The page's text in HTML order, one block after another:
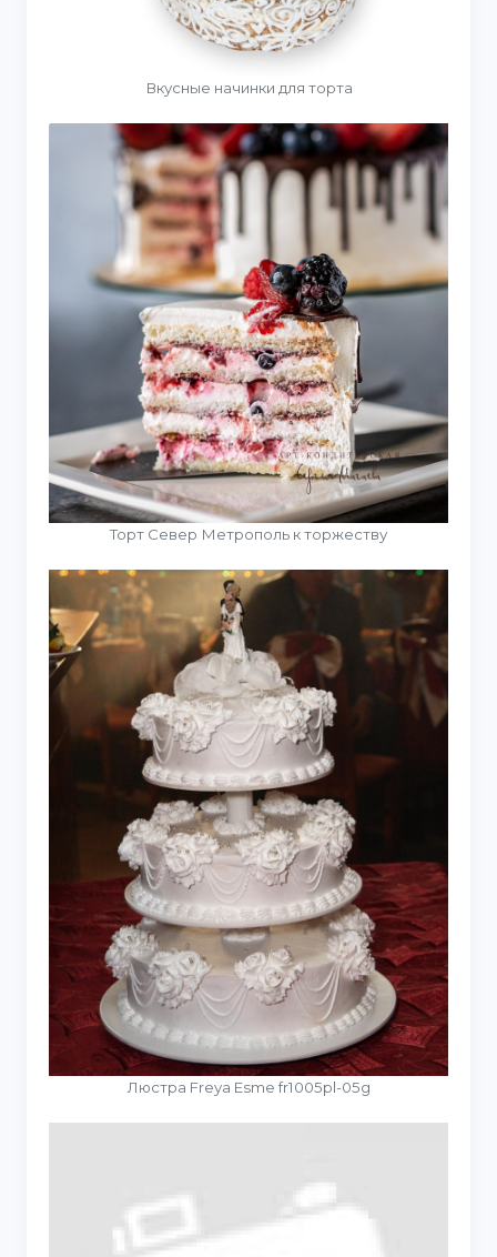
Вкусные начинки для торта
Торт Север Метрополь к торжеству
Люстра Freya Esme fr1005pl-05g